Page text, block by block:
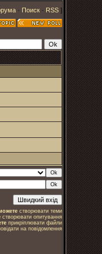
· Поиск · RSS ]
створювати теми
створювати опитування
прикріплювати файли
на повідомлення